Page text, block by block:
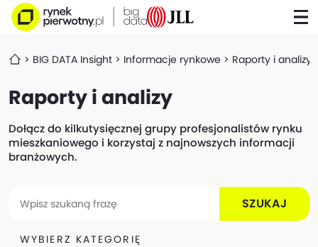
BIG DATA Insight Informacje rynkowe Raporty i analizy
Raporty i analizy
Dołącz do kilkutysięcznej grupy profesjonalistów rynku
mieszkaniowego i korzystaj z najnowszych informacji
branżowych.
SZUKAJ
WYBIERZ KATEGORIĘ